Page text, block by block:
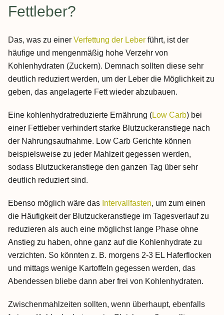
Fettleber?
Das, was zu einer Verfettung der Leber führt, ist der
häufige und mengenmäßig hohe Verzehr von
Kohlenhydraten (Zuckern). Demnach sollten diese sehr
deutlich reduziert werden, um der Leber die Möglichkeit zu
geben, das angelagerte Fett wieder abzubauen.
Eine kohlenhydratreduzierte Ernährung (Low Carb) bei
einer Fettleber verhindert starke Blutzuckeranstiege nach
der Nahrungsaufnahme. Low Carb Gerichte können
beispielsweise zu jeder Mahlzeit gegessen werden,
sodass Blutzuckeranstiege den ganzen Tag über sehr
deutlich reduziert sind.
Ebenso möglich wäre das Intervallfasten, um zum einen
die Häufigkeit der Blutzuckeranstiege im Tagesverlauf zu
reduzieren als auch eine möglichst lange Phase ohne
Anstieg zu haben, ohne ganz auf die Kohlenhydrate zu
verzichten. So könnten z. B. morgens 2-3 EL Haferflocken
und mittags wenige Kartoffeln gegessen werden, das
Abendessen bliebe dann aber frei von Kohlenhydraten.
Zwischenmahlzeiten sollten, wenn überhaupt, ebenfalls